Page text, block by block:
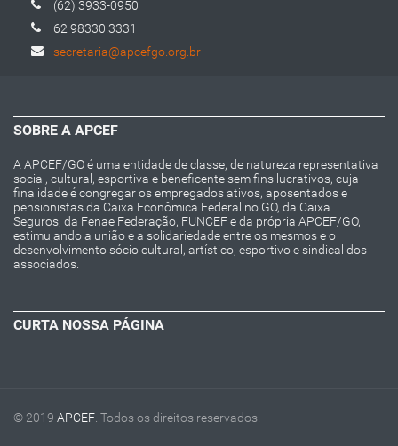
(62) 3933-0950
62 98330.3331
secretaria@apcefgo.org.br
SOBRE A APCEF
A APCEF/GO é uma entidade de classe, de natureza representativa
social, cultural, esportiva e beneficente sem fins lucrativos, cuja
finalidade é congregar os empregados ativos, aposentados e
pensionistas da Caixa Econômica Federal no GO, da Caixa
Seguros, da Fenae Federação, FUNCEF e da própria APCEF/GO,
estimulando a união e a solidariedade entre os mesmos e o
desenvolvimento sócio cultural, artístico, esportivo e sindical dos
associados.
CURTA NOSSA PÁGINA
© 2019 APCEF . Todos os direitos reservados.